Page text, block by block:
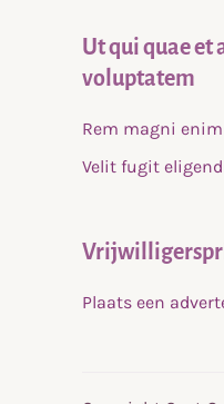
Ut qui quae et
voluptatem
Rem magni
Velit fugit
Plaats een